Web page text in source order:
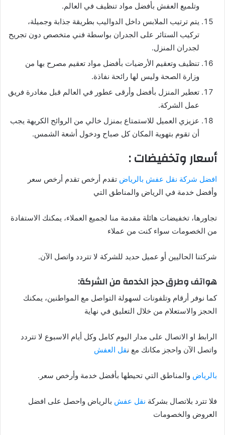
وتلميع العفش بأفضل مواد تنظيف في العالم.
يتم ترتيب الملابس داخل الدواليب بطريقة جذابة وجميلة،
تركيب الستائر على الجدران بواسطة فني متخصص دون تجريح
لجدران المنزل.
تنظيف وتعقيم الأرضيات بأفضل مواد تعقيم مصرح بها من
وزارة الصحة وليس لها رائحة نفاذة.
تعطير المنزل بأفضل وأرقى عطور في العالم قبل مغادرة فريق
عمل الشركة.
عزيزي العميل للاستمتاع بمنزل خالي من الروائح الكريهة يجب
أن تقوم بتهوية المكان كل صباح ودخول أشعة الشمس.
أسعار وتخفيضات :
افضل شركة نقل عفش بالرياض تقدم أرخص تقدم أرخص سعر
وأفضل خدمة في الرياض والمناطق التي
تجاورها، تخفيضات هائلة مقدمة منا لجميع العملاء، يمكنك الاستفادة
من الخصومات سواء كنت من عملاء
شركتنا الحاليين أو عميل حديد للشركة لا تتردد واتصل الآن.
هواتف وطرق حجز الخدمة من الشركة:
كما نوفر أرقام وتلفونات لسهولة التواصل مع المواطنين، يمكنك
الحجز والاستعلام من خلال التعليق في نهاية
الرابط او الاتصال على مدار اليوم كامل وكل أيام الاسبوع لا تتردد
واتصل الآن واحجز مكانك مع نقل العفش
بالرياض والمناطق التي تحيطها بأفضل خدمة وأرخص سعر.
فلا تترد بلاتصال بشركة نقل عفش بالرياض واحصل على افضل
العروض والخصومات